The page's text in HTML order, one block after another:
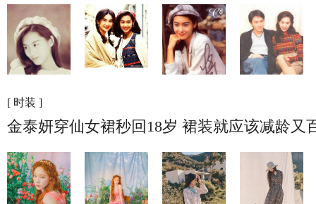
[ 时装 ]
金泰妍穿仙女裙秒回18岁 裙装就应该减龄又